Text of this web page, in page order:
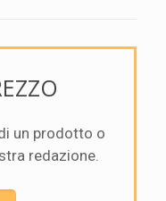
un prodotto o
redazione.